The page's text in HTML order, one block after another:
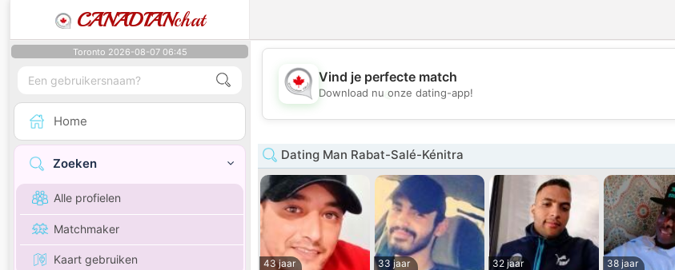
CANADIANchat
Toronto 2026-08-07 06:45
Home
Zoeken
Alle profielen
Matchmaker
Kaart gebruiken
💕
Vind je perfecte match
Download nu onze dating-app!
Dating Man Rabat-Salé-Kénitra
43 jaar
33 jaar
32 jaar
38 jaar